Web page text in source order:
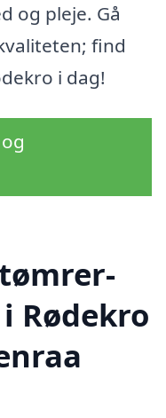
og pleje. Gå
find
i dag!
Rødekro